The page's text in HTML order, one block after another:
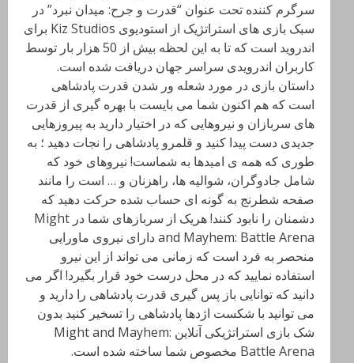
سرگرم کننده تحت عنوان “قدرت و جرح: میدان نبرد” در
سبک بازی های استراتژیک از استودیوی Kiz Studios برای
اندروید است که تا به این لحظه بیش از 50 هزار بار توسط
کاربران اندرویدی سراسر جهان دریافت شده است.
داستان بازی در مورد شعله ور شدن قدرت پادشاهی
است که هم اکنون شما می بایست با بهره گیری از قدرت
های سربازان و نیروهایی که در اختیار دارید به پیروزهایی
جدیدی دست پیدا کنید و قلمرو پادشاهی را نجات دهید ؛ به
طوری که همه ی امیدها به شماست! نیروهای خود که
شامل جادوگران، شوالیه ها، راهزنان و … است را مانند
صفحه شطرنج به گونه ای حساب شده حرکت دهید که
دشمنان را نابود کنند! هریک از سربازهای شما در Might
and Mayhem: Battle Arena دارای نیروی ماورایی
منحصر به فرد است که زمانی می تواند از این نیرو
استفاده نمایید که در محل درست خود قرار بگیرد! اگر می
دانید که توانایی باز پس گیری قدرت پادشاهی را دارید و
می توانید با شکست اژدها پادشاهی را تسخیر کنید بدون
شک بازی استراتژیکی آنلاین Might and Mayhem:
Battle Arena مخصوص شما ساخته شده است.